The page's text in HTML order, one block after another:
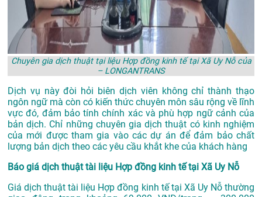
Chuyên gia dịch thuật tại liệu Hợp đồng kinh tế tại Xã Uy Nỗ của
– LONGANTRANS
Dịch vụ này đòi hỏi biên dịch viên không chỉ thành thạo
ngôn ngữ mà còn có kiến thức chuyên môn sâu rộng về lĩnh
vực đó, đảm bảo tính chính xác và phù hợp ngữ cảnh của
bản dịch. Chỉ những chuyên gia dịch thuật có kinh nghiệm
của mới được tham gia vào các dự án để đảm bảo chất
lượng bản dịch theo các yêu cầu khắt khe của khách hàng
Báo giá dịch thuật tài liệu Hợp đồng kinh tế tại Xã Uy Nỗ
Giá dịch thuật tài liệu Hợp đồng kinh tế tại Xã Uy Nỗ thường